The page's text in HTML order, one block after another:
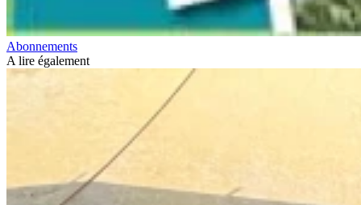
Abonnements
A lire également